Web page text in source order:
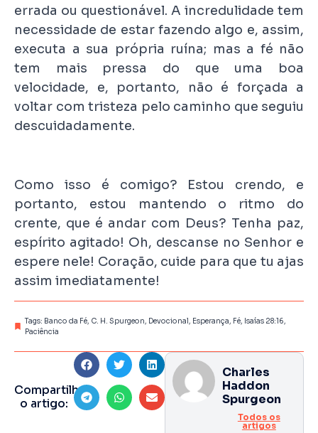
errada ou questionável. A incredulidade tem
necessidade de estar fazendo algo e, assim,
executa a sua própria ruína; mas a fé não
tem mais pressa do que uma boa
velocidade, e, portanto, não é forçada a
voltar com tristeza pelo caminho que seguiu
descuidadamente.
Como isso é comigo? Estou crendo, e
portanto, estou mantendo o ritmo do
crente, que é andar com Deus? Tenha paz,
espírito agitado! Oh, descanse no Senhor e
espere nele! Coração, cuide para que tu ajas
assim imediatamente!
Tags: Banco da Fé, C. H. Spurgeon, Devocional, Esperança, Fé, Isaías 28:16,
Paciência
Compartilhe
o artigo:
Charles
Haddon
Spurgeon
Todos os
artigos